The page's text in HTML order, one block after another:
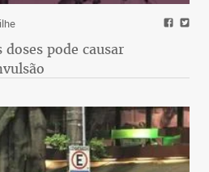
pode causar